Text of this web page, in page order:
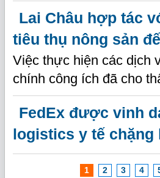
Lai Châu hợp tác
tiêu thụ nông sản
Việc thực hiện các dịch
chính công ích đã cho
FedEx được vinh
logistics y tế chặng
1 2 3 4